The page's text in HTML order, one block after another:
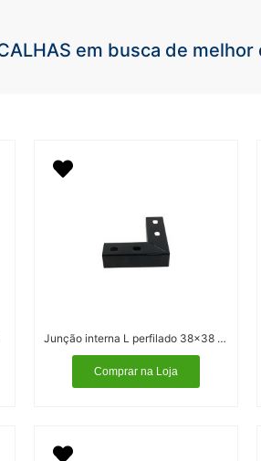
em busca de
Junção interna L perfilado 38×38 Cor Preta
Comprar na Loja